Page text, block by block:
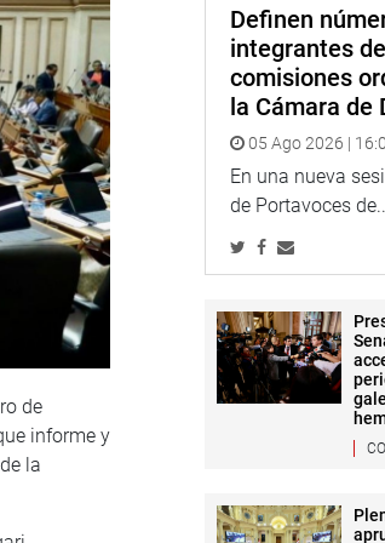
de
informe y
la
Definen
integrantes
comisiones
la Cámara de
05 Ago 2026 |
En una nueva
de Portavoces